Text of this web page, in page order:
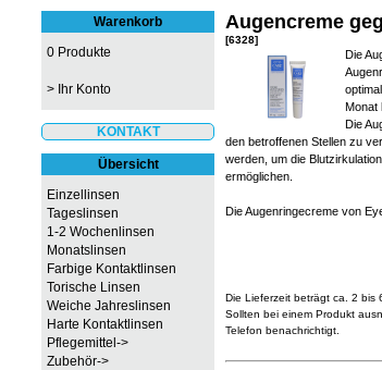
Warenkorb
0 Produkte
> Ihr Konto
KONTAKT
Übersicht
Einzellinsen
Tageslinsen
1-2 Wochenlinsen
Monatslinsen
Farbige Kontaktlinsen
Torische Linsen
Weiche Jahreslinsen
Harte Kontaktlinsen
Pflegemittel->
Zubehör->
Augencreme
[6328]
Die
Monat
Die
den betroffenen Stellen zu
werden, um die
ermöglichen.
Die Augenringecreme von
Die Lieferzeit beträgt ca. 2 bis
Sollten bei einem Produkt
Telefon benachrichtigt.